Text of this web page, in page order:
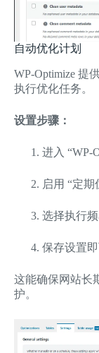
自动优化计划
WP-Optimize 提
执行优化任务。
设置步骤：
进入 “WP-
启用 “定期
选择执行
保存设置即
这能确保网站长
护。